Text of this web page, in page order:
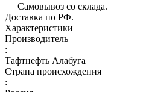
Самовывоз со склада.
Доставка по РФ.
Характеристики
Производитель
:
Тафтнефть Алабуга
Страна происхождения
: